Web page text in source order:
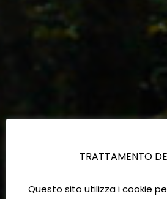
TRATTAMENTO
Questo sito utilizza i cookie